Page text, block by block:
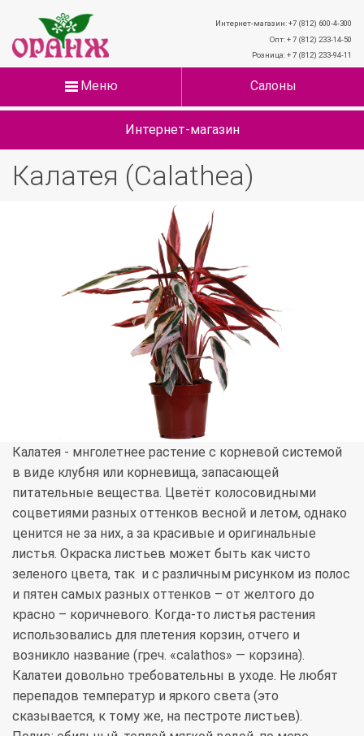
Интернет-магазин: +7 (812) 600-4-300
Опт: + 7 (812) 233-14-50
Розница: + 7 (812) 233-94-11
Меню Салоны
Интернет-магазин
Калатея (Calathea)
Калатея - мнголетнее растение с корневой системой
в виде клубня или корневища, запасающей
питательные вещества. Цветёт колосовидными
соцветиями разных оттенков весной и летом, однако
ценится не за них, а за красивые и оригинальные
листья. Окраска листьев может быть как чисто
зеленого цвета, так и с различным рисунком из полос
и пятен самых разных оттенков – от желтого до
красно – коричневого. Когда-то листья растения
использовались для плетения корзин, отчего и
возникло название (греч. «calathos» — корзина).
Калатеи довольно требовательны в уходе. Не любят
перепадов температур и яркого света (это
сказывается, к тому же, на пестроте листьев).